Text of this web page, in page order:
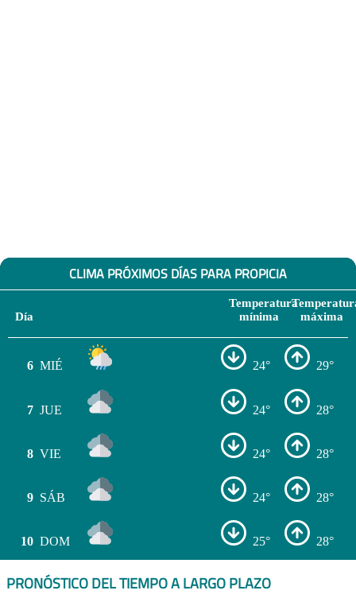
CLIMA PRÓXIMOS DÍAS PARA PROPICIA
Día
Temperatura
mínima
máxima
6 MIÉ 24° 29°
7 JUE 24° 28°
8 VIE 24° 28°
9 SÁB 24° 28°
10 DOM 25° 28°
PRONÓSTICO DEL TIEMPO A LARGO PLAZO